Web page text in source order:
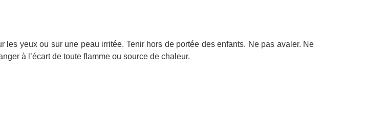
yeux ou sur une peau irritée. Tenir hors de portée des enfants. Ne pas avaler. Ne
à l’écart de toute flamme ou source de chaleur.